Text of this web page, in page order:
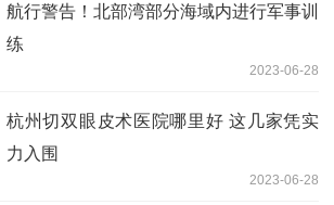
航行警告！北部湾部分海域内进行军事训
练
2023-06-28
杭州切双眼皮术医院哪里好 这几家凭实
力入围
2023-06-28